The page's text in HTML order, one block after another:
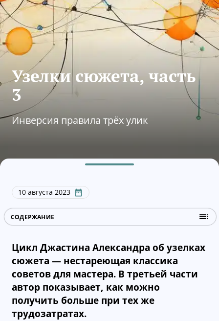
Узелки сюжета, часть
3
Инверсия правила трёх улик
10 августа 2023
СОДЕРЖАНИЕ
Цикл Джастина Александра об узелках
сюжета — нестареющая классика
советов для мастера. В третьей части
автор показывает, как можно
получить больше при тех же
трудозатратах.